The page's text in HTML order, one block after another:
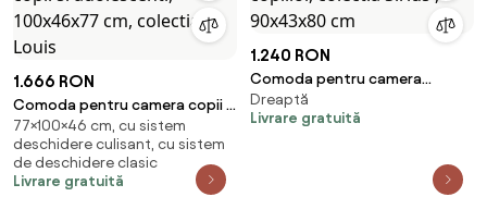
1.666 RON
Comoda pentru camera copii si
adolescenti, 100x46x77 cm,
colectia Louis
77×100×46 cm, cu sistem
deschidere culisant, cu sistem
de deschidere clasic
Livrare gratuită
1.240 RON
Comoda pentru camera
copiilor, colectia Sirius ,
90x43x80 cm
Dreaptă
Livrare gratuită